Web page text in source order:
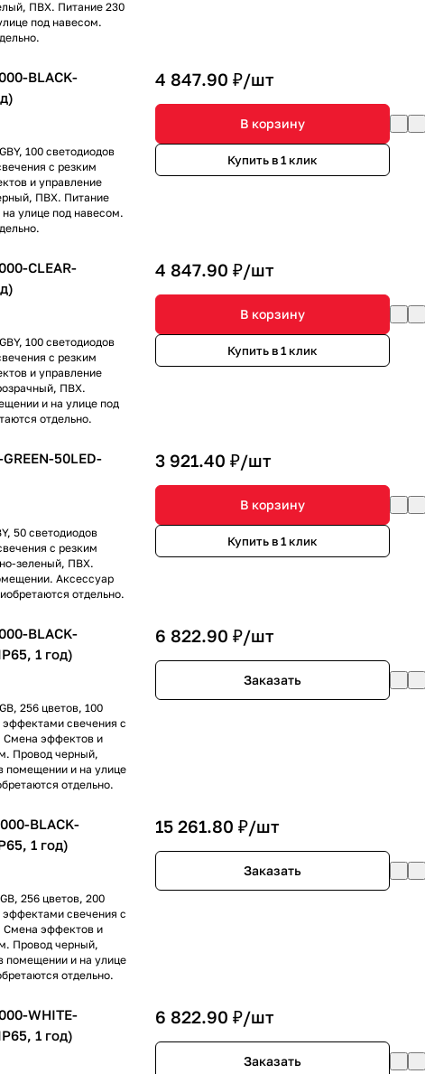
ПВХ. Питание 230
под навесом.
BLACK-
100 светодиодов
с резким
и управление
ПВХ. Питание
улице под навесом.
4 847.90 ₽/шт
В корзину
Купить в 1 клик
CLEAR-
100 светодиодов
с резким
и управление
ПВХ.
и на улице под
отдельно.
4 847.90 ₽/шт
В корзину
Купить в 1 клик
50LED-
50 светодиодов
с резким
зеленый, ПВХ.
Аксессуар
отдельно.
3 921.40 ₽/шт
В корзину
Купить в 1 клик
BLACK-
1 год)
256 цветов, 100
свечения с
Смена эффектов и
Провод черный,
помещении и на улице
отдельно.
6 822.90 ₽/шт
Заказать
BLACK-
1 год)
256 цветов, 200
свечения с
Смена эффектов и
Провод черный,
помещении и на улице
отдельно.
15 261.80 ₽/шт
Заказать
WHITE-
1 год)
6 822.90 ₽/шт
Заказать